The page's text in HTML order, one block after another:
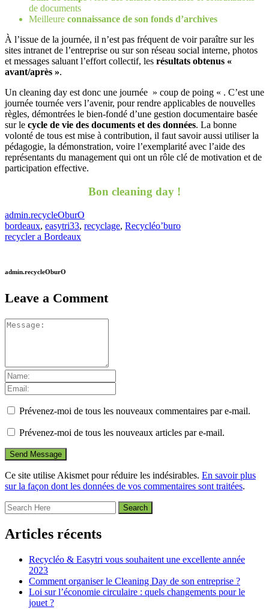
de documents
Meilleure connaissance de son fonds d’archives
À l’issue de la journée, il n’est pas fréquent de voir paraître sur les
sites intranet de l’entreprise ou sur son réseau social interne, photos
et messages saluant l’effort collectif, les résultats obtenus «
avant/après ».
Un cleaning day est donc une journée » coup de poing « . C’est une
journée tournée vers l’avenir, pour rendre applicables de nouvelles
règles, démontrées le bien-fondé d’une gestion documentaire basée
sur le cycle de vie des documents et des données. La bonne
volonté de tous est mise à contribution, il faut savoir aussi utiliser la
pédagogie, la démonstration, voire l’exemplarité avec l’aide des
représentants du management qui ont un rôle clé de motivation et de
participation effective.
Bon cleaning day !
admin.recycleOburO
bordeaux, easytri33, recyclage, Recycléo’buro
recycler a Bordeaux
admin.recycleOburO
Leave a Comment
Prévenez-moi de tous les nouveaux commentaires par e-mail.
Prévenez-moi de tous les nouveaux articles par e-mail.
Ce site utilise Akismet pour réduire les indésirables. En savoir plus
sur la façon dont les données de vos commentaires sont traitées.
Articles récents
Recycléo & Easytri vous souhaitent une excellente année
2023
Comment organiser le Cleaning Day de son entreprise ?
Loi sur l’économie circulaire : quels changements pour le
jouet ?